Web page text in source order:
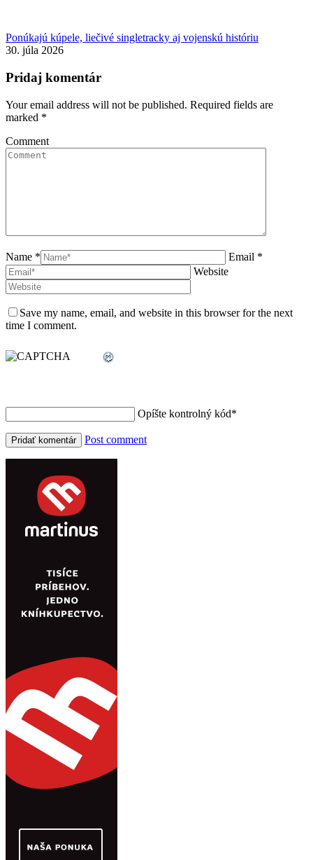
Ponúkajú kúpele, liečivé singletracky aj vojenskú históriu
30. júla 2026
Pridaj komentár
Your email address will not be published. Required fields are
marked *
Comment
Name *
Email *
Website
Save my name, email, and website in this browser for the next
time I comment.
Opíšte kontrolný kód*
Post comment